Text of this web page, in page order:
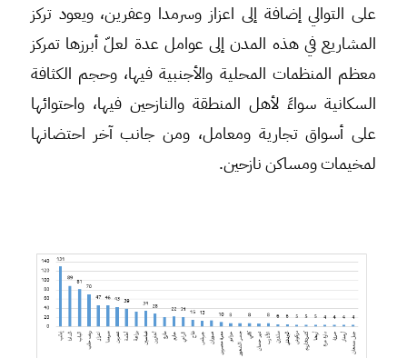
على التوالي إضافة إلى اعزاز وسرمدا وعفرين، ويعود تركز
المشاريع في هذه المدن إلى عوامل عدة لعلّ أبرزها تمركز
معظم المنظمات المحلية والأجنبية فيها، وحجم الكثافة
السكانية سواءً لأهل المنطقة والنازحين فيها، واحتوائها
على أسواق تجارية ومعامل، ومن جانب آخر احتضانها
لمخيمات ومساكن نازحين.